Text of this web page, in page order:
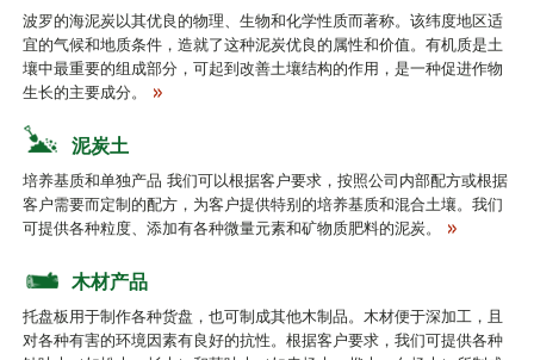
波罗的海泥炭以其优良的物理、生物和化学性质而著称。该纬度地区适
宜的气候和地质条件，造就了这种泥炭优良的属性和价值。有机质是土
壤中最重要的组成部分，可起到改善土壤结构的作用，是一种促进作物
生长的主要成分。
泥炭土
培养基质和单独产品 我们可以根据客户要求，按照公司内部配方或根据
客户需要而定制的配方，为客户提供特别的培养基质和混合土壤。我们
可提供各种粒度、添加有各种微量元素和矿物质肥料的泥炭。
木材产品
托盘板用于制作各种货盘，也可制成其他木制品。木材便于深加工，且
对各种有害的环境因素有良好的抗性。根据客户要求，我们可提供各种